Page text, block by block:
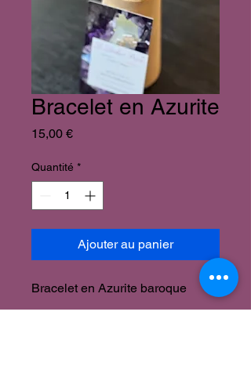
Bracelet en Azurite
15,00 €Prix
Quantité *
Ajouter au panier
Bracelet en Azurite baroque